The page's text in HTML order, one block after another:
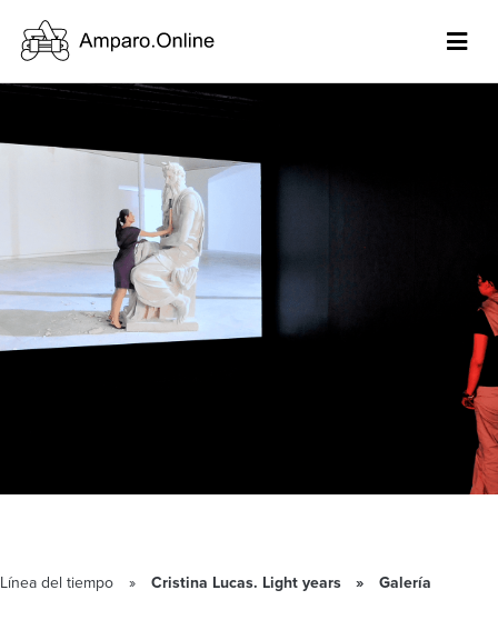
Línea del tiempo Cristina Lucas. Light years Galería